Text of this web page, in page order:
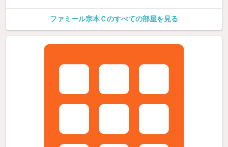
ファミール宗本Ｃのすべての部屋を見る